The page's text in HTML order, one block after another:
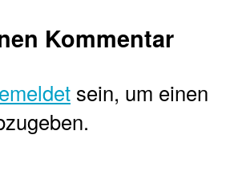
Kommentar
sein, um einen